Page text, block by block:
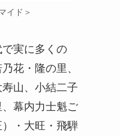
イド＞
実に多くの
花・隆の里、
山、小結二子
幕内力士魁ご
・大旺・飛騨